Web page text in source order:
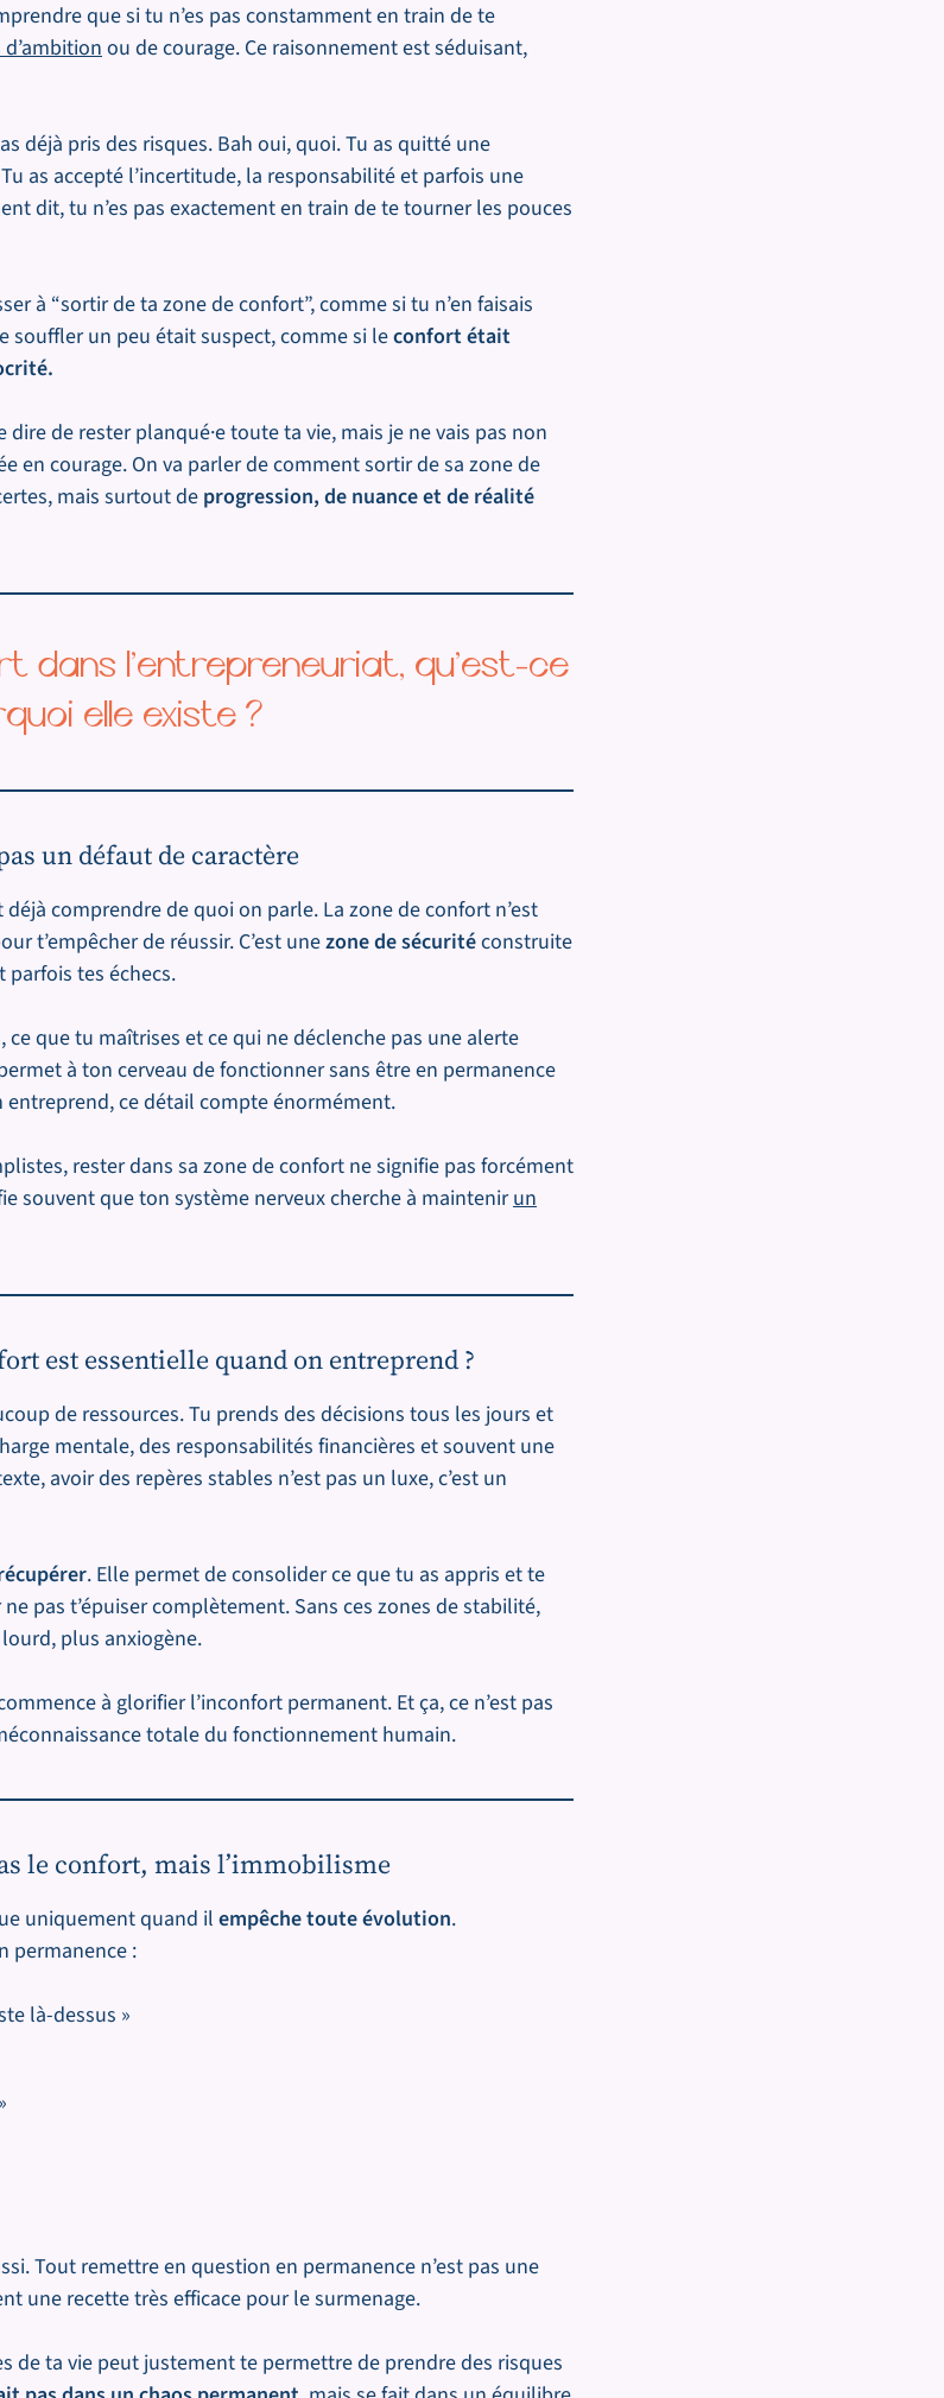
que si tu n’es pas constamment en train de te
ou de courage. Ce raisonnement est séduisant,
déjà pris des risques. Bah oui, quoi. Tu as quitté une
as accepté l’incertitude, la responsabilité et parfois une
dit, tu n’es pas exactement en train de te tourner les pouces
à “sortir de ta zone de confort”, comme si tu n’en faisais
souffler un peu était suspect, comme si leconfort était
dire de rester planqué·e toute ta vie, mais je ne vais pas non
en courage. On va parler de comment sortir de sa zone de
mais surtout deprogression, de nuance et de réalité
dans l’entrepreneuriat, qu’est-ce
elle existe ?
un défaut de caractère
comprendre de quoi on parle. La zone de confort n’est
t’empêcher de réussir. C’est unezone de sécuritéconstruite
parfois tes échecs.
ce que tu maîtrises et ce qui ne déclenche pas une alerte
à ton cerveau de fonctionner sans être en permanence
entreprend, ce détail compte énormément.
rester dans sa zone de confort ne signifie pas forcément
souvent que ton système nerveux cherche à maintenirun
est essentielle quand on entreprend ?
de ressources. Tu prends des décisions tous les jours et
mentale, des responsabilités financières et souvent une
avoir des repères stables n’est pas un luxe, c’est un
. Elle permet de consolider ce que tu as appris et te
pas t’épuiser complètement. Sans ces zones de stabilité,
plus anxiogène.
à glorifier l’inconfort permanent. Et ça, ce n’est pas
totale du fonctionnement humain.
le confort, mais l’immobilisme
uniquement quand ilempêche toute évolution.
permanence :
là-dessus »
Tout remettre en question en permanence n’est pas une
une recette très efficace pour le surmenage.
de ta vie peut justement te permettre de prendre des risques